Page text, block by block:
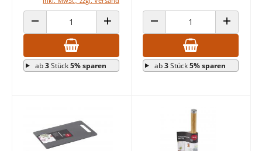
ANZAHL VERRINGERN ANZAHL ERHÖHEN
ab3Stück5% sparen
ANZAHL VERRINGERN ANZAHL
ab3Stück5% sparen